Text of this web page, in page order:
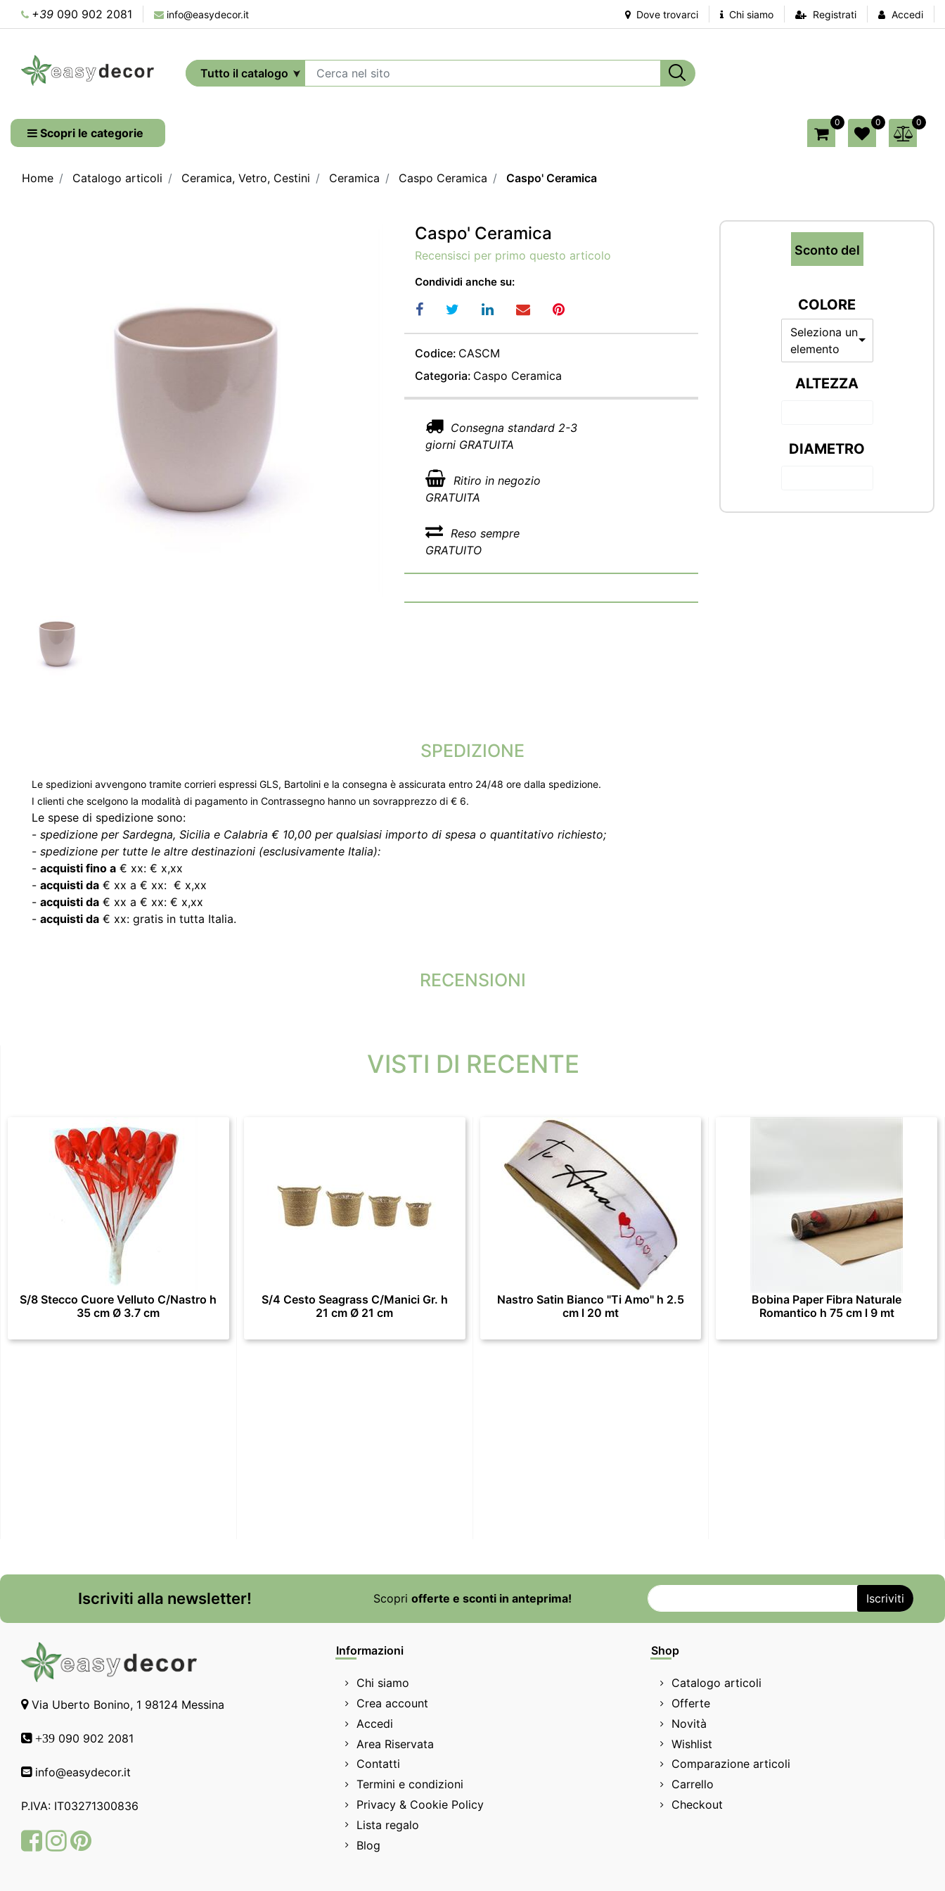
+39 090 902 2081 info@easydecor.it Dove trovarci Chi siamo Registrati Accedi
Scopri le categorie
0 0 0
Home Catalogo articoli Ceramica, Vetro, Cestini Ceramica Caspo Ceramica Caspo' Ceramica
Caspo' Ceramica
Recensisci per primo questo articolo
Condividi anche su:
Codice: CASCM
Categoria: Caspo Ceramica
Consegna standard 2-3
giorni GRATUITA
Ritiro in negozio
GRATUITA
Reso sempre
GRATUITO
Sconto del
COLORE
Seleziona un
elemento
ALTEZZA
DIAMETRO
SPEDIZIONE
Le spedizioni avvengono tramite corrieri espressi GLS, Bartolini e la consegna è assicurata entro 24/48 ore dalla spedizione.
I clienti che scelgono la modalità di pagamento in Contrassegno hanno un sovrapprezzo di € 6.
Le spese di spedizione sono:
- spedizione per Sardegna, Sicilia e Calabria € 10,00 per qualsiasi importo di spesa o quantitativo richiesto;
- spedizione per tutte le altre destinazioni (esclusivamente Italia):
- acquisti fino a € xx: € x,xx
- acquisti da € xx a € xx: € x,xx
- acquisti da € xx a € xx: € x,xx
- acquisti da € xx: gratis in tutta Italia.
RECENSIONI
VISTI DI RECENTE
S/8 Stecco Cuore Velluto C/Nastro h
35 cm Ø 3.7 cm
S/4 Cesto Seagrass C/Manici Gr. h
21 cm Ø 21 cm
Nastro Satin Bianco "Ti Amo" h 2.5
cm l 20 mt
Bobina Paper Fibra Naturale
Romantico h 75 cm l 9 mt
Iscriviti alla newsletter! Scopri offerte e sconti in anteprima!
Via Uberto Bonino, 1 98124 Messina
+39 090 902 2081
info@easydecor.it
P.IVA: IT03271300836
FacebookInstagram
Pinterest
Informazioni
Chi siamo
Crea account
Accedi
Area Riservata
Contatti
Termini e condizioni
Privacy & Cookie Policy
Lista regalo
Blog
Shop
Catalogo articoli
Offerte
Novità
Wishlist
Comparazione articoli
Carrello
Checkout